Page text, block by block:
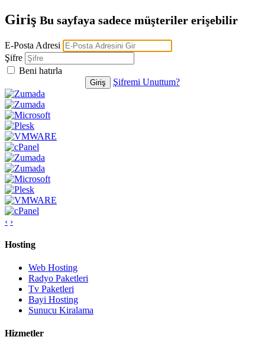
Giriş Bu sayfaya sadece müşteriler erişebilir
E-Posta Adresi
Şifre
Beni hatırla
Şifremi Unuttum?
‹ ›
Hosting
Web Hosting
Radyo Paketleri
Tv Paketleri
Bayi Hosting
Sunucu Kiralama
Hizmetler